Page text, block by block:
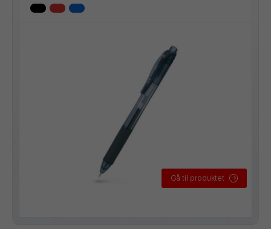
Gå til produktet